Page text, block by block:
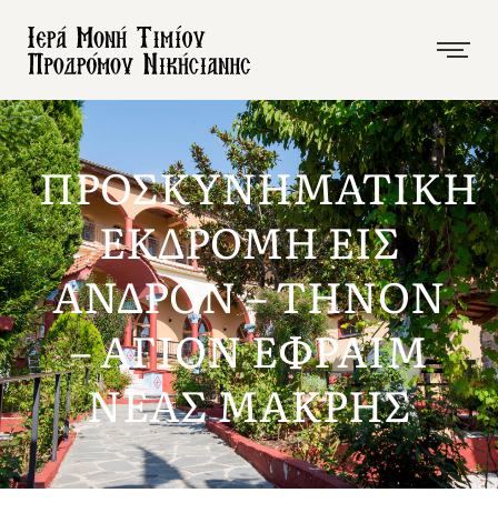
ΠΡΟΣΚΥΝΗΜΑΤΙΚΗ
ΕΚΔΡΟΜΗ ΕΙΣ
ΑΝΔΡΟΝ – ΤΗΝΟΝ
– ΑΓΙΟΝ ΕΦΡΑΙΜ
ΝΕΑΣ ΜΑΚΡΗΣ